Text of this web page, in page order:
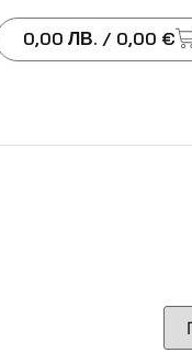
0,00 ЛВ. / 0,00 €